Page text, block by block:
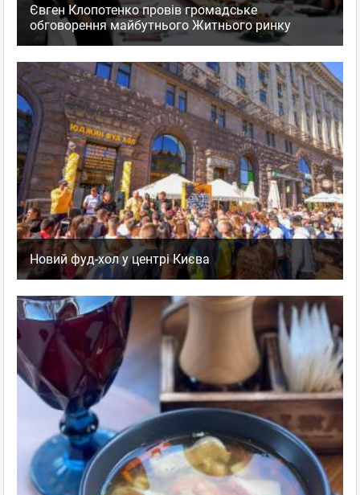
Євген Клопотенко провів громадське
обговорення майбутнього Житнього ринку
Новий фуд-хол у центрі Києва